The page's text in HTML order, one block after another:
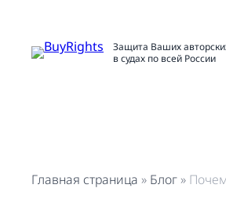
содержимому
Защита Ваших
в судах по всей России
Главная страница » Блог»